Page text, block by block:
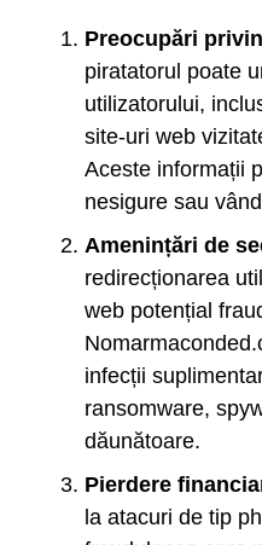
Preocupări
piratatorul poate
utilizatorului,
site-uri web
Aceste informații
nesigure sau
Amenințări de
redirecționarea
web potențial
infecții
ransomware,
dăunătoare.
Pierdere
la atacuri de tip